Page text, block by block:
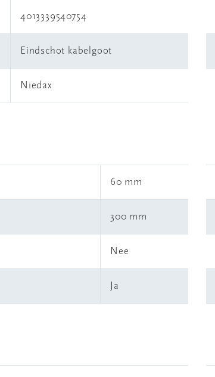
4013339540754
Eindschot kabelgoot
Niedax
60 mm
300 mm
Nee
Ja